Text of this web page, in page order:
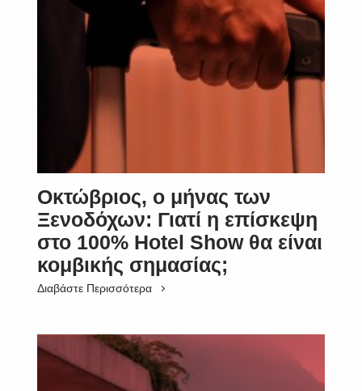
Οκτώβριος, ο μήνας των
Ξενοδόχων: Γιατί η επίσκεψη
στο 100% Hotel Show θα είναι
κομβικής σημασίας;
Διαβάστε Περισσότερα